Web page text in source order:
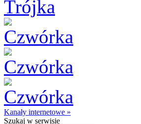
Kanały internetowe »
Szukaj w serwisie